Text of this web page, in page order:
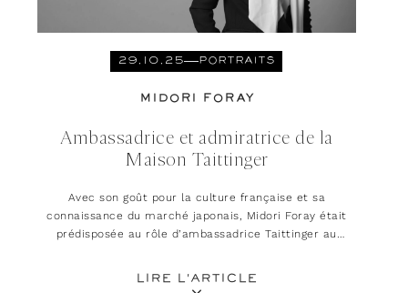
29.10.25 PORTRAITS
MIDORI FORAY
Ambassadrice et admiratrice de la
Maison Taittinger
Avec son goût pour la culture française et sa
connaissance du marché japonais, Midori Foray était
prédisposée au rôle d’ambassadrice Taittinger au
LIRE L'ARTICLE